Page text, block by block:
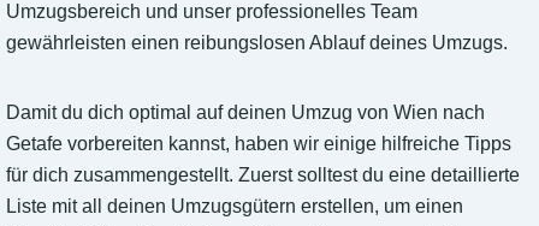
Umzugsbereich und unser professionelles Team
gewährleisten einen reibungslosen Ablauf deines Umzugs.
Damit du dich optimal auf deinen Umzug von Wien nach
Getafe vorbereiten kannst, haben wir einige hilfreiche Tipps
für dich zusammengestellt. Zuerst solltest du eine detaillierte
Liste mit all deinen Umzugsgütern erstellen, um einen